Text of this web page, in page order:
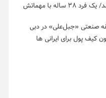
به ترامپ سوءقصد شد/ یک فرد ۳۸ ساله با مهماتش
صنعتی «جبل‌علی» در دبی
۹۰ میلیون کیف پول برای ایرانی ها